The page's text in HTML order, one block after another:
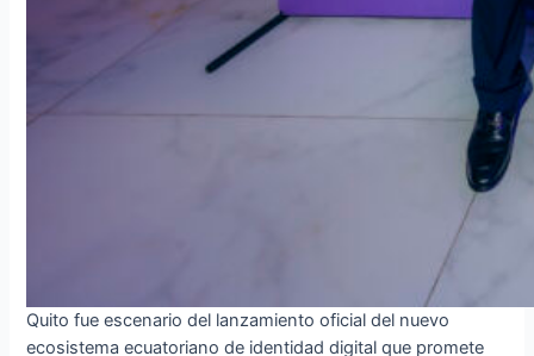
Quito fue escenario del lanzamiento oficial del nuevo
ecosistema ecuatoriano de identidad digital que promete